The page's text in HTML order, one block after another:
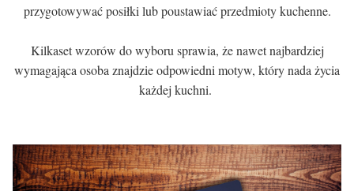
przygotowywać posiłki lub poustawiać przedmioty kuchenne.
Kilkaset wzorów do wyboru sprawia, że nawet najbardziej
wymagająca osoba znajdzie odpowiedni motyw, który nada życia
każdej kuchni.